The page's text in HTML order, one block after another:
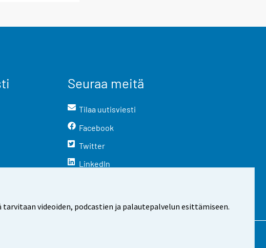
videoiden, podcastien ja palautepalvelun esittämiseen.
Seuraa meitä
Tilaa uutisviesti
Facebook
Twitter
LinkedIn